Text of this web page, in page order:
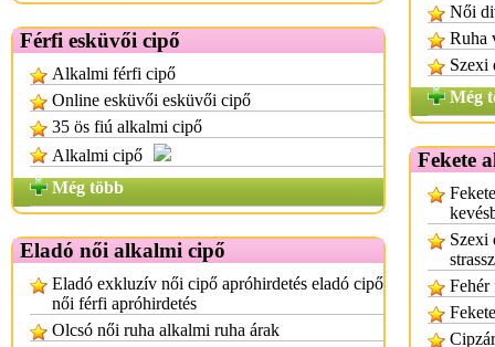
Férfi esküvői cipő
Alkalmi férfi cipő
Online esküvői esküvői cipő
35 ös fiú alkalmi cipő
Alkalmi cipő
Még több
Eladó női alkalmi cipő
Eladó exkluzív női cipő apróhirdetés eladó cipő
női férfi apróhirdetés
Olcsó női ruha alkalmi ruha árak
Női
Ruha
Szexi
Még
Fekete
Szexi
Fehér